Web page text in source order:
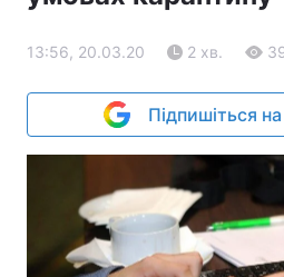
13:56, 20.03.20 2 хв.
Підпишіться